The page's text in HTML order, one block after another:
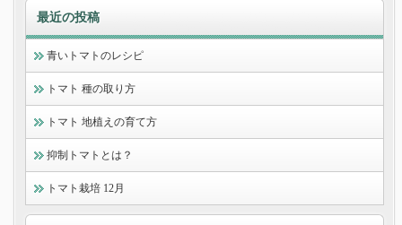
最近の投稿
青いトマトのレシピ
トマト 種の取り方
トマト 地植えの育て方
抑制トマトとは？
トマト栽培 12月